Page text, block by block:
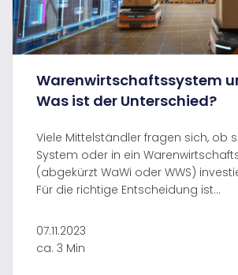
Warenwirtschaftssystem
Was ist der Unterschied?
Viele Mittelständler fragen sich, ob
System oder in ein
(abgekürzt WaWi oder WWS)
Für die richtige Entscheidung ist...
07.11.2023
ca. 3 Min